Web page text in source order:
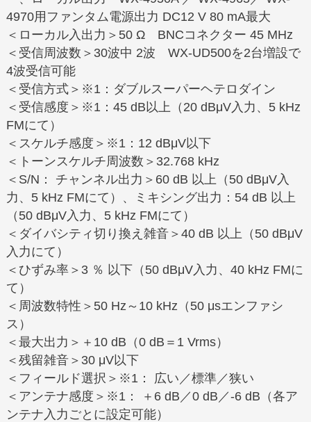
4970用ファンタム電源出力 DC12 V 80 mA最大
＜ローカル入出力＞50 Ω BNCコネクター 45 MHz
＜受信周波数＞30波中 2波 WX-UD500を2台増設で
4波受信可能
＜受信方式＞※1：ダブルスーパーヘテロダイン
＜受信感度＞※1：45 dB以上（20 dBμV入力、5 kHz
FMにて）
＜スケルチ感度＞※1：12 dBμV以下
＜トーンスケルチ周波数＞32.768 kHz
＜S/N： チャンネル出力＞60 dB 以上（50 dBμV入
力、5 kHz FMにて）、ミキシング出力：54 dB 以上
（50 dBμV入力、5 kHz FMにて）
＜ダイバシティ切り換え雑音＞40 dB 以上（50 dBμV
入力にて）
＜ひずみ率＞3 ％ 以下（50 dBμV入力、40 kHz FMに
て）
＜周波数特性＞50 Hz～10 kHz（50 μsエンファシ
ス）
＜最大出力＞＋10 dB（0 dB＝1 Vrms）
＜残留雑音＞30 μV以下
＜フィールド選択＞※1： 広い／標準／狭い
＜アンテナ感度＞※1： ＋6 dB／0 dB／-6 dB（各ア
ンテナ入力ごとに設定可能）